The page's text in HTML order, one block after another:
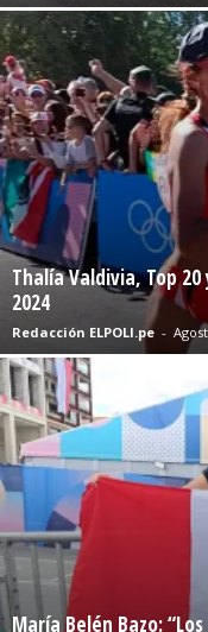
Thalía Valdivia, Top
2024
Redacción ELPOLI.pe -
María Belén Bazo: